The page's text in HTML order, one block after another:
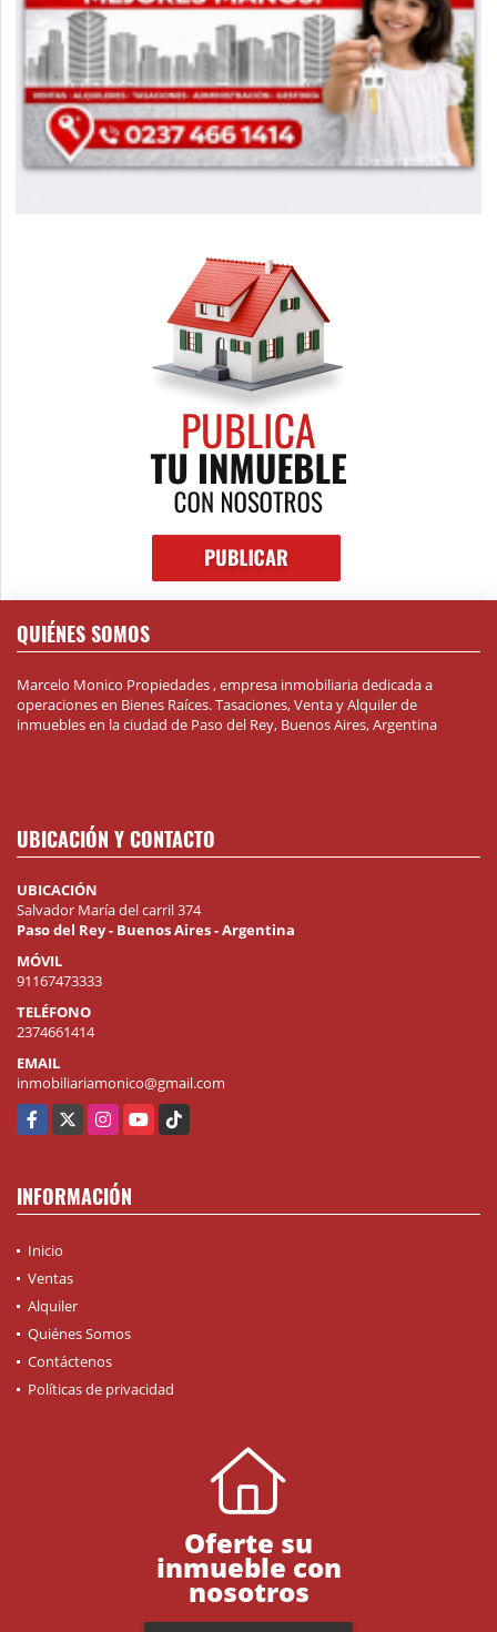
QUIÉNES SOMOS
Marcelo Monico Propiedades , empresa inmobiliaria dedicada a
operaciones en Bienes Raíces. Tasaciones, Venta y Alquiler de
inmuebles en la ciudad de Paso del Rey, Buenos Aires, Argentina
UBICACIÓN Y CONTACTO
UBICACIÓN
Salvador María del carril 374
Paso del Rey - Buenos Aires - Argentina
MÓVIL
91167473333
TELÉFONO
2374661414
EMAIL
inmobiliariamonico@gmail.com
Facebook
X InstagramYouTubeTikTok
INFORMACIÓN
Inicio
Ventas
Alquiler
Quiénes Somos
Contáctenos
Políticas de privacidad
Oferte su
inmueble con
nosotros